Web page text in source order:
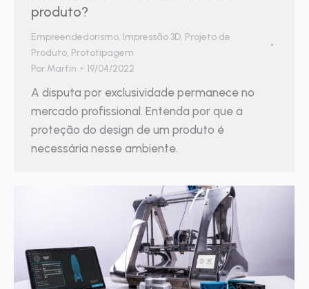
produto?
Empreendedorismo, Impressão 3D, Projeto de
Produto, Prototipagem
Por Marfin 19/04/2022
A disputa por exclusividade permanece no
mercado profissional. Entenda por que a
proteção do design de um produto é
necessária nesse ambiente.